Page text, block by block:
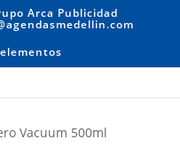
Arca Publicidad
Vacuum 500ml